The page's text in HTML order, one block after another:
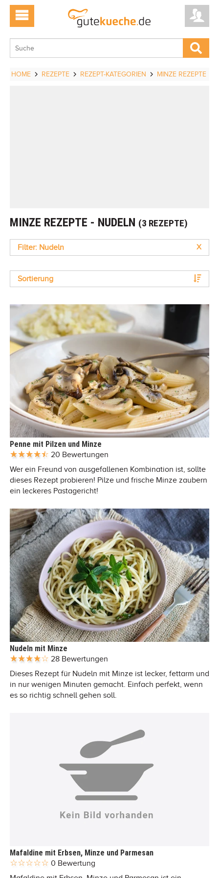
HOME REZEPTE REZEPT-KATEGORIEN MINZE REZEPTE
MINZE REZEPTE - NUDELN (3 REZEPTE)
Filter: Nudeln X
Sortierung
Penne mit Pilzen und Minze
20 Bewertungen
Wer ein Freund von ausgefallenen Kombination ist, sollte
dieses Rezept probieren! Pilze und frische Minze zaubern
ein leckeres Pastagericht!
Nudeln mit Minze
28 Bewertungen
Dieses Rezept für Nudeln mit Minze ist lecker, fettarm und
in nur wenigen Minuten gemacht. Einfach perfekt, wenn
es so richtig schnell gehen soll.
Mafaldine mit Erbsen, Minze und Parmesan
0 Bewertung